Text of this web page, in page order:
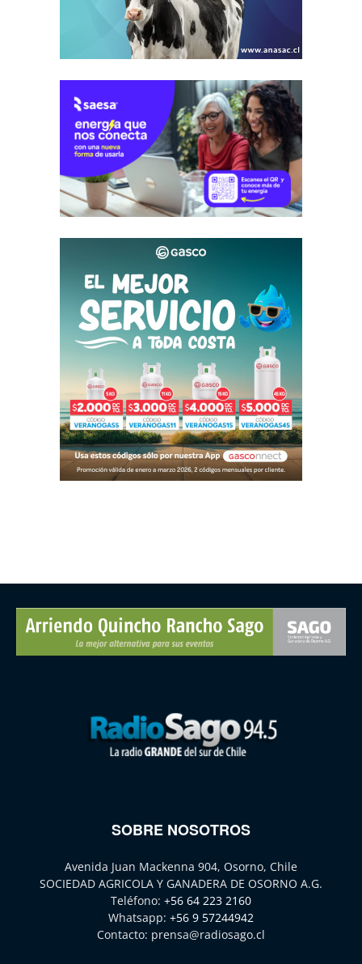
SOBRE NOSOTROS
Avenida Juan Mackenna 904, Osorno, Chile
SOCIEDAD AGRICOLA Y GANADERA DE OSORNO A.G.
Teléfono: +56 64 223 2160
Whatsapp: +56 9 57244942
Contacto: prensa@radiosago.cl